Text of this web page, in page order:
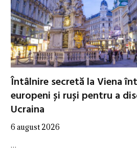
Întâlnire secretă la Viena
europeni și ruși pentru a
Ucraina
6 august 2026
…